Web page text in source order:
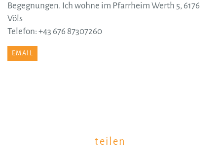
Begegnungen. Ich wohne im Pfarrheim Werth 5, 6176
Völs
Telefon: +43 676 87307260
EMAIL
teilen